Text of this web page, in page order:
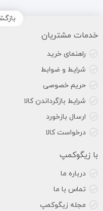
خدمات مشتریان
راهنمای خرید
شرایط و ضوابط
حریم خصوصی
شرایط بازگرداندن کالا
ارسال بازخورد
درخواست کالا
با زیگوکمپ
درباره ما
تماس با ما
مجله زیگوکمپ